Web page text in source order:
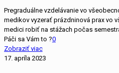
Pregraduálne vzdelávanie vo
medikov vyzerať prázdninová prax vo
medici robiť na stážach počas
Páči sa Vám to ?0
Zobraziť viac
17. apríla 2023